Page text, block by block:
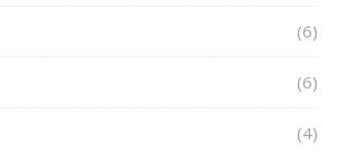
(6)
(6)
(4)